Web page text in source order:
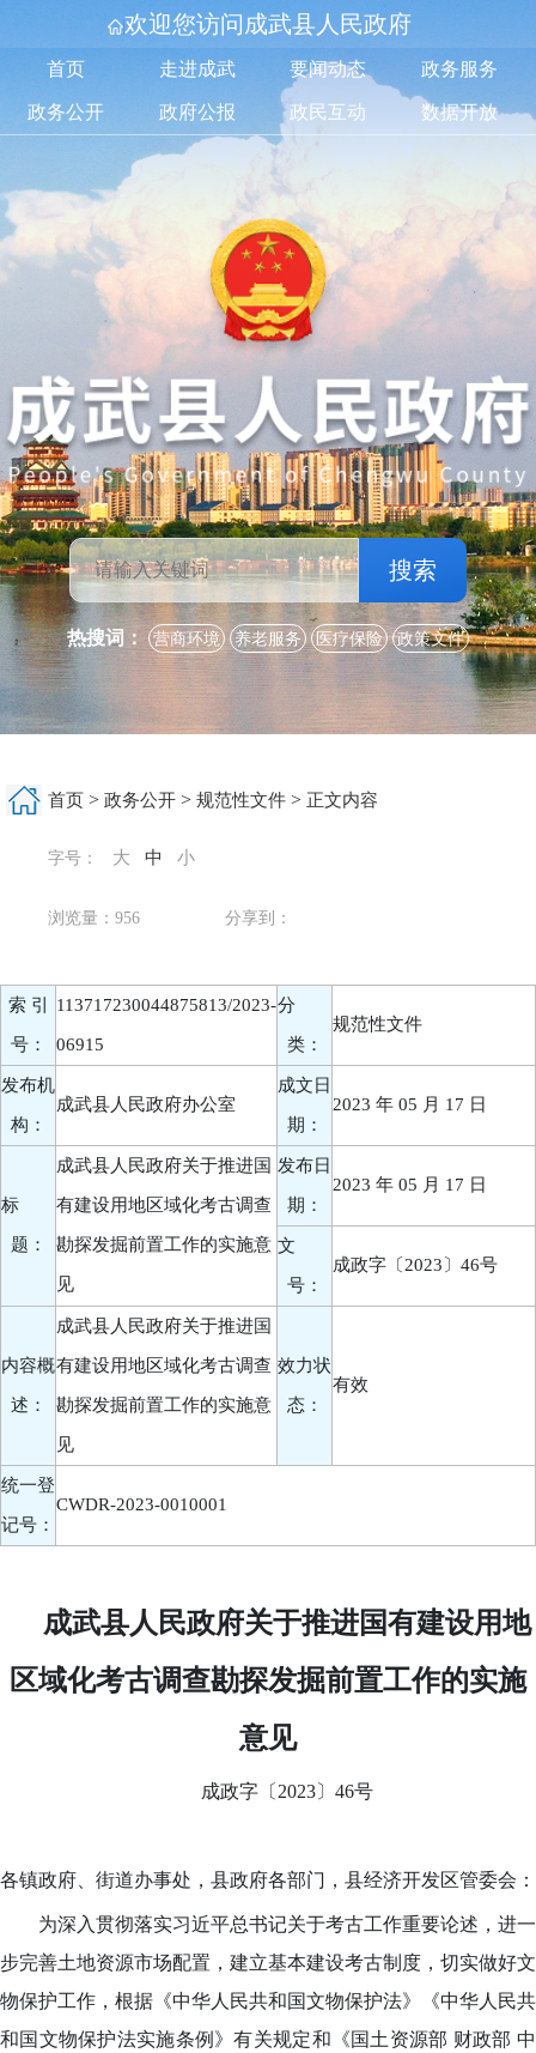
欢迎您访问成武县人民政府
首页 走进成武 要闻动态 政务服务
政务公开 政府公报 政民互动 数据开放
搜索
热搜词： 营商环境 养老服务 医疗保险 政策文件
首页 > 政务公开 > 规范性文件 > 正文内容
字号： 大 中 小
浏览量： 956 分享到：
索 引
号：
113717230044875813/2023-
06915
分
类：
规范性文件
发布机
构：
成武县人民政府办公室
成文日
期：
2023 年 05 月 17 日
标
题：
成武县人民政府关于推进国
有建设用地区域化考古调查
勘探发掘前置工作的实施意
见
发布日
期：
2023 年 05 月 17 日
文
号：
成政字〔2023〕46号
内容概
述：
成武县人民政府关于推进国
有建设用地区域化考古调查
勘探发掘前置工作的实施意
见
效力状
态：
有效
统一登
记号：
CWDR-2023-0010001
成武县人民政府关于推进国有建设用地
区域化考古调查勘探发掘前置工作的实施
意见
成政字〔2023〕46号
各镇政府、街道办事处 ，县政府各部门 ， 县经济开发区管委会 ：
为深入贯彻落实习近平总书记关于考古工作重要论述，进一
步完善土地资源市场配置，建立基本建设考古制度，切实做好文
物保护工作，根据《中华人民共和国文物保护法》《中华人民共
和国文物保护法实施条例》有关规定和《国土资源部 财政部 中